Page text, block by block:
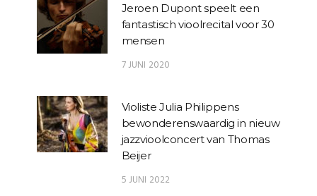
Jeroen Dupont speelt een
fantastisch vioolrecital voor 30
mensen
7 JUNI 2020
Violiste Julia Philippens
bewonderenswaardig in nieuw
jazzvioolconcert van Thomas
Beijer
5 JUNI 2022